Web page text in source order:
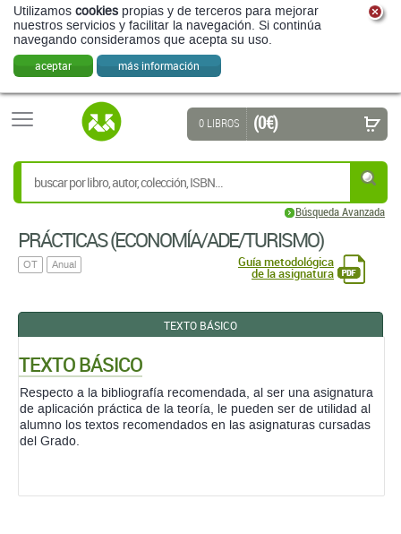
Utilizamos cookies propias y de terceros para mejorar
nuestros servicios y facilitar la navegación. Si continúa
navegando consideramos que acepta su uso.
aceptar más información
Búsqueda Avanzada
0 LIBROS (0 €)
PRÁCTICAS (ECONOMÍA/ADE/TURISMO)
OT Anual Guía metodológica
de la asignatura
TEXTO BÁSICO
TEXTO BÁSICO
Respecto a la bibliografía recomendada, al ser una asignatura
de aplicación práctica de la teoría, le pueden ser de utilidad al
alumno los textos recomendados en las asignaturas cursadas
del Grado.